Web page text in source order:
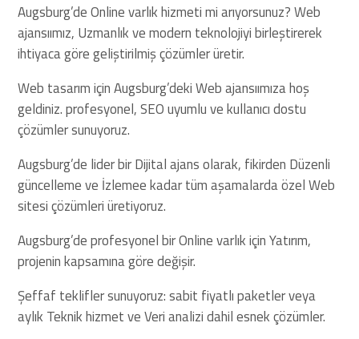
Augsburg’de Online varlık hizmeti mi arıyorsunuz? Web
ajansıımız, Uzmanlık ve modern teknolojiyi birleştirerek
ihtiyaca göre geliştirilmiş çözümler üretir.
Web tasarım için Augsburg’deki Web ajansıımıza hoş
geldiniz. profesyonel, SEO uyumlu ve kullanıcı dostu
çözümler sunuyoruz.
Augsburg’de lider bir Dijital ajans olarak, fikirden Düzenli
güncelleme ve İzlemee kadar tüm aşamalarda özel Web
sitesi çözümleri üretiyoruz.
Augsburg’de profesyonel bir Online varlık için Yatırım,
projenin kapsamına göre değişir.
Şeffaf teklifler sunuyoruz: sabit fiyatlı paketler veya
aylık Teknik hizmet ve Veri analizi dahil esnek çözümler.